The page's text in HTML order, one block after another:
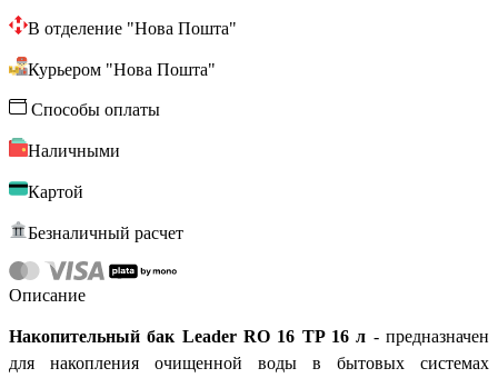
В отделение "Нова Пошта"
Курьером "Нова Пошта"
Способы оплаты
Наличными
Картой
Безналичный расчет
Описание
Накопительный бак Leader RO 16 TP 16 л - предназначен
для накопления очищенной воды в бытовых системах